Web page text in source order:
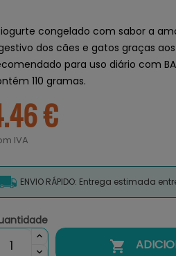
congelado com sabor a
dos cães e gatos graças
para uso diário com
110 gramas.
€
IVA
ENVIO RÁPIDO: Entrega estimada
